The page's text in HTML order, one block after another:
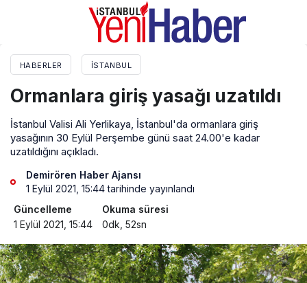
HABERLER İSTANBUL
Ormanlara giriş yasağı uzatıldı
İstanbul Valisi Ali Yerlikaya, İstanbul'da ormanlara giriş
yasağının 30 Eylül Perşembe günü saat 24.00'e kadar
uzatıldığını açıkladı.
Demirören Haber Ajansı
1 Eylül 2021, 15:44tarihinde yayınlandı
Güncelleme
1 Eylül 2021, 15:44
Okuma süresi
0dk, 52sn